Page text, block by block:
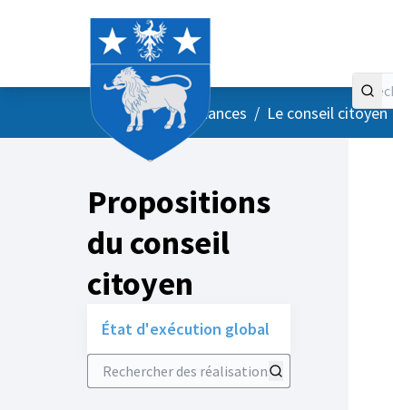
AccueilMenu principal
/ Vos instances / Le conseil citoyen
Propositions
du conseil
citoyen
État d'exécution global
Rechercher des réalisations